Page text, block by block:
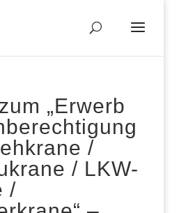
„Erwerb
/
/ LKW-
/